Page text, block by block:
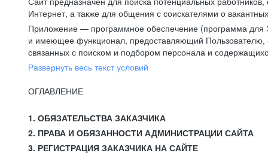
Интернет, а также для общения с соискателями о
Приложение — программное обеспечение (программа для
и имеющее функционал, предоставляющий Пользователю,
связанных с поиском и подбором персонала и
Развернуть весь текст условий
ОГЛАВЛЕНИЕ
1. ОБЯЗАТЕЛЬСТВА ЗАКАЗЧИКА
2. ПРАВА И ОБЯЗАННОСТИ АДМИНИСТРАЦИИ САЙТА
3. РЕГИСТРАЦИЯ ЗАКАЗЧИКА НА САЙТЕ